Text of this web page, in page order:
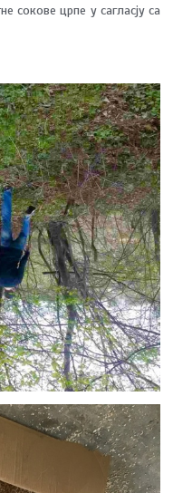
сокове црпе у сагласју са